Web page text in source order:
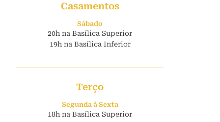
Casamentos
Sábado
20h na Basílica Superior
19h na Basílica Inferior
Terço
Segunda à Sexta
18h na Basílica Superior